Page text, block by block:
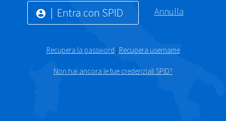
account_circle Entra con SPID Annulla
Recupera la password | Recupera username
Non hai ancora le tue credenziali SPID?